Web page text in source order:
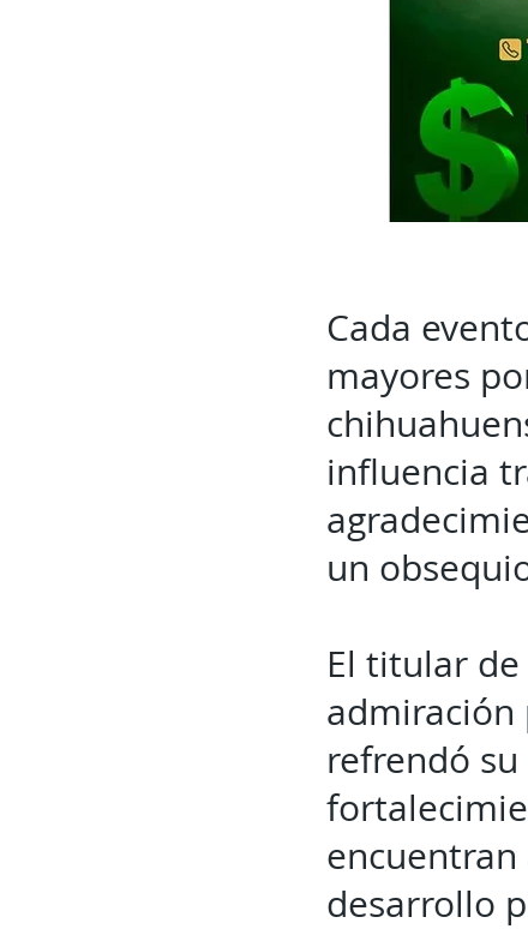
Cada
mayores
influencia
un
El titular
admiración
refrendó
desarrollo